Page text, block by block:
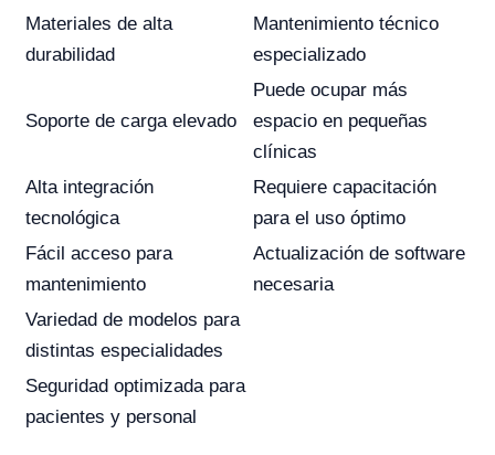
Materiales de alta
durabilidad
Mantenimiento técnico
especializado
Soporte de carga elevado
Puede ocupar más
espacio en pequeñas
clínicas
Alta integración
tecnológica
Requiere capacitación
para el uso óptimo
Fácil acceso para
mantenimiento
Actualización de software
necesaria
Variedad de modelos para
distintas especialidades
Seguridad optimizada para
pacientes y personal